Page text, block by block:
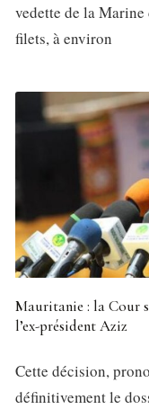
vedette de la Marine
filets, à environ
Mauritanie : la Cour
l’ex-président Aziz
Cette décision,
définitivement le